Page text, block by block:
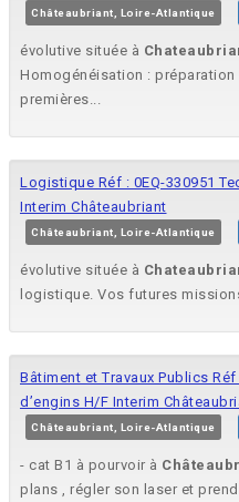
Châteaubriant, Loire-Atlantique
évolutive située à
Homogénéisation :
premières...
Logistique Réf : 0EQ-330951
Interim Châteaubriant
Châteaubriant, Loire-Atlantique
évolutive située à
logistique. Vos futures
Bâtiment et Travaux Publics
d’engins H/F Interim
Châteaubriant, Loire-Atlantique
- cat B1 à pourvoir à
plans , régler son laser et